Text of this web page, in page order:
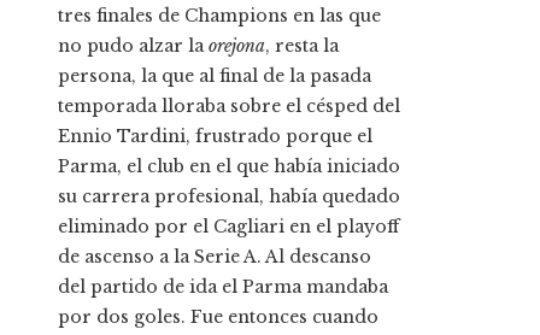
tres finales de Champions en las que
no pudo alzar laorejona, resta la
persona, la que al final de la pasada
temporada lloraba sobre el césped del
Ennio Tardini, frustrado porque el
Parma, el club en el que había iniciado
su carrera profesional, había quedado
eliminado por el Cagliari en el playoff
de ascenso a la Serie A. Al descanso
del partido de ida el Parma mandaba
por dos goles. Fue entonces cuando